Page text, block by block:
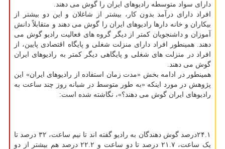
دارای سواد متوسطه رادیوهای ایران را گوش می دهند.
افراد دارای درآمد بدون کار، بیشتر از شاغلان و این دو بیشتر از
بیکاران و خانه دارها رادیوهای ایران را گوش می دهند و متقابلاً دانش
آموزان و داشنجویان کمتر از دیگر گروه های فعالیت رادیو گوش می
دهند. همینطور افراد دارای منزلت شغلی و پایگاه اقتصادی پایین، از
افراد در منزلت های شغلی و پایگاهی دیگر کمتر به رادیوهای ایران
گوش می دهند.
همینطور در ادامه بخش «مدت زمان استفاده از رادیوهای ایران» این
پژوهش در مورد اینکه «به طور متوسط در شبانه روز چند ساعت به
رادیوهای ایران گوش می دهند؟»، نگاشته شده است:
۲۴.۱درصد گوش دهندگان به رادیو گفته اند تا نیم ساعت، ۳۲ درصد تا
یک ساعت، ۲۱.۷ درصد تا دو ساعت و ۲۲.۲ درصد هم بیشتر از دو